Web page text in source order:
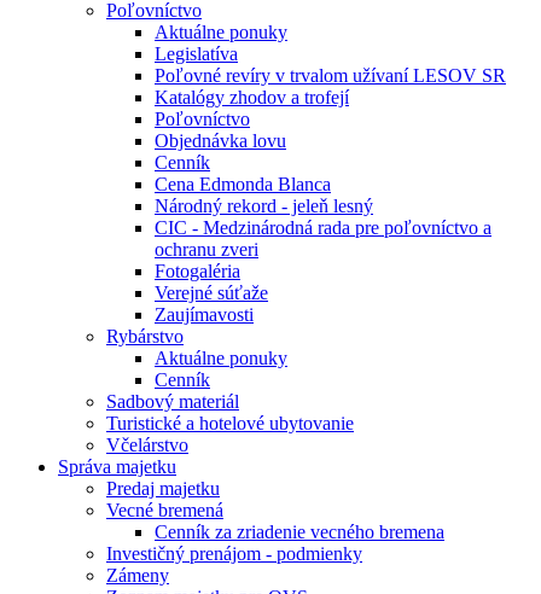
Poľovníctvo
Aktuálne ponuky
Legislatíva
Poľovné revíry v trvalom užívaní LESOV SR
Katalógy zhodov a trofejí
Poľovníctvo
Objednávka lovu
Cenník
Cena Edmonda Blanca
Národný rekord - jeleň lesný
CIC - Medzinárodná rada pre poľovníctvo a
ochranu zveri
Fotogaléria
Verejné súťaže
Zaujímavosti
Rybárstvo
Aktuálne ponuky
Cenník
Sadbový materiál
Turistické a hotelové ubytovanie
Včelárstvo
Správa majetku
Predaj majetku
Vecné bremená
Cenník za zriadenie vecného bremena
Investičný prenájom - podmienky
Zámeny